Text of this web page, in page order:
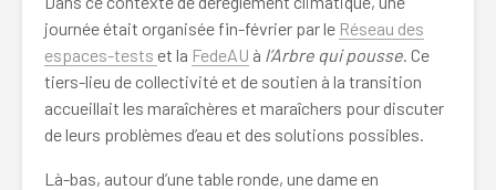
journée était organisée fin-février par le Réseau des
espaces-tests et la FedeAU à l’Arbre qui pousse. Ce
tiers-lieu de collectivité et de soutien à la transition
accueillait les maraîchères et maraîchers pour discuter
de leurs problèmes d’eau et des solutions possibles.
Là-bas, autour d’une table ronde, une dame en